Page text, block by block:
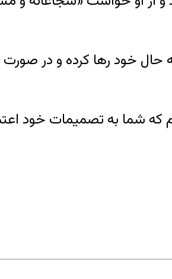
خود رها کرده و در صورت
به تصمیمات خود